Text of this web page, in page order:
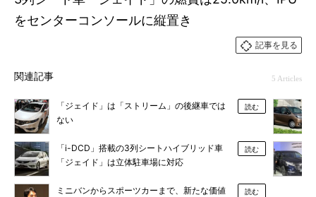
をセンターコンソールに縦置き
記事を見る
関連記事 5 Articles
「ジェイド」は「ストリーム」の後継車では
ない
読む
「i-DCD」搭載の3列シートハイブリッド車
「ジェイド」は立体駐車場に対応
読む
ミニバンからスポーツカーまで、新たな価値
読む